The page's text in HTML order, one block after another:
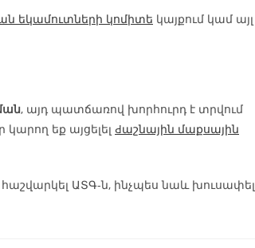
եկամուտների կոմիտե կայքում կամ այլ
, այդ պատճառով խորհուրդ է տրվում
եք այցելել Ԁաշնային մաքսային
ԱՏԳ-ն, ինչպես նաև խուսափել